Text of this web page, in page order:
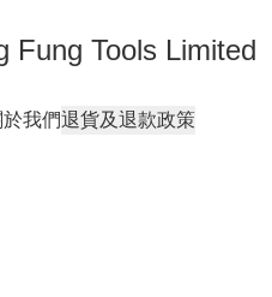
Fung Tools Limited
於我們退貨及退款政策